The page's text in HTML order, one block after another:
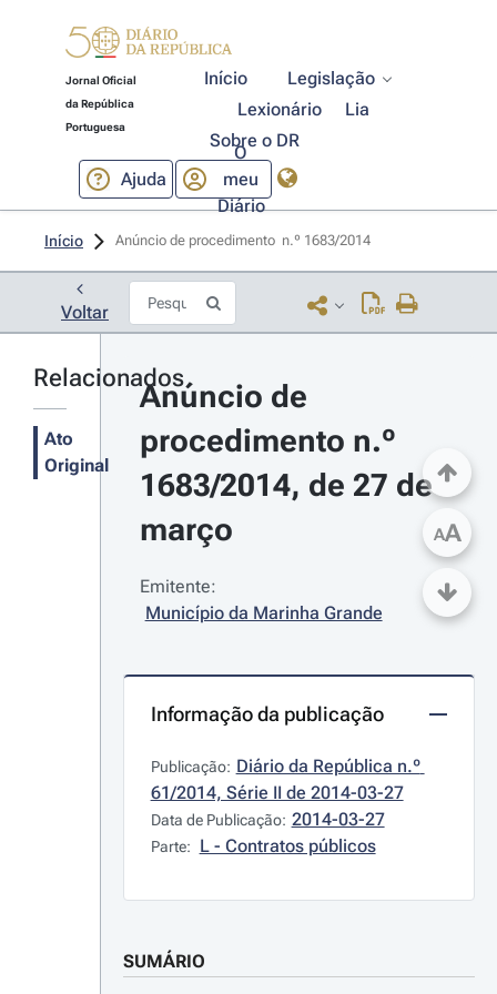
Jornal Oficial
da República
Portuguesa
Início
Legislação
Lexionário
Lia
Sobre o DR
Ajuda
O
meu
Diário
Início Anúncio de procedimento  n.º 1683/2014
Voltar
Relacionados
Ato
Original
Anúncio de
procedimento n.º
1683/2014, de 27 de
março
Emitente:
Município da Marinha Grande
Informação da publicação
Publicação: Diário da República n.º
61/2014, Série II de 2014-03-27
Data de Publicação: 2014-03-27
Parte: L - Contratos públicos
SUMÁRIO
AA